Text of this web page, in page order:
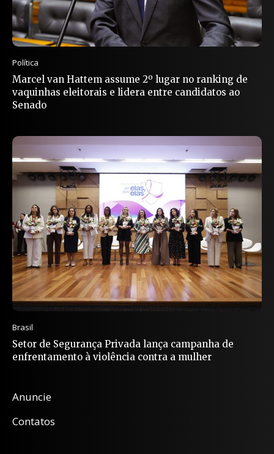
Política
Marcel van Hattem assume 2º lugar no ranking de
vaquinhas eleitorais e lidera entre candidatos ao
Senado
Brasil
Setor de Segurança Privada lança campanha de
enfrentamento à violência contra a mulher
Anuncie
Contatos